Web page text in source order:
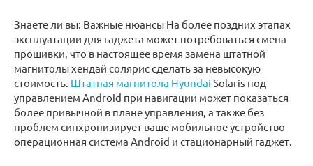
Знаете ли вы: Важные нюансы На более поздних этапах
эксплуатации для гаджета может потребоваться смена
прошивки, что в настоящее время замена штатной
магнитолы хендай солярис сделать за невысокую
стоимость. Штатная магнитола Hyundai Solaris под
управлением Android при навигации может показаться
более привычной в плане управления, а также без
проблем синхронизирует ваше мобильное устройство
операционная система Android и стационарный гаджет.